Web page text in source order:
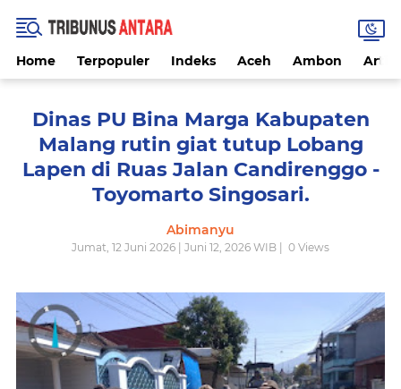
Home Terpopuler Indeks Aceh Ambon
Dinas PU Bina Marga Kabupaten
Malang rutin giat tutup Lobang
Lapen di Ruas Jalan Candirenggo -
Toyomarto Singosari.
Abimanyu
Jumat, 12 Juni 2026 | Juni 12, 2026 WIB | 0 Views